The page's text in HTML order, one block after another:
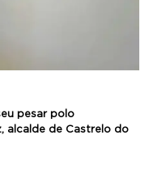
pesar polo
alcalde de Castrelo do